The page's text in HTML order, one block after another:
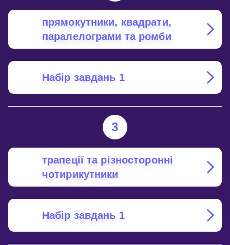
прямокутники, квадрати,
паралелограми та ромби
Набір завдань 1
3
трапеції та різносторонні
чотирикутники
Набір завдань 1